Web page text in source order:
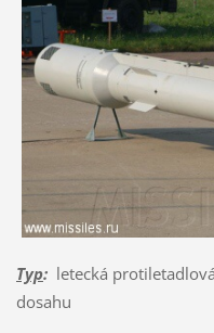
Typ:letecká
dosahu